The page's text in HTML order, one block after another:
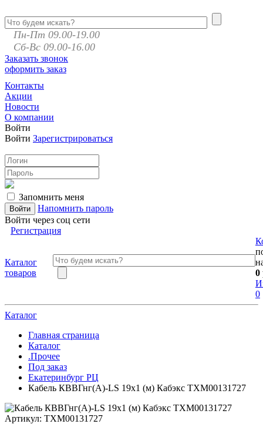
Пн-Пт 09.00-19.00
Сб-Вс 09.00-16.00
Заказать звонок
оформить заказ
Контакты
Акции
Новости
О компании
Войти
Войти Зарегистрироваться
Запомнить меня
Напомнить пароль
Войти через соц сети
Регистрация
Каталог
товаров
0
0
Каталог
Главная страница
Каталог
.Прочее
Под заказ
Екатеринбург РЦ
Кабель КВВГнг(А)-LS 19х1 (м) Кабэкс ТХМ00131727
Артикул: ТХМ00131727